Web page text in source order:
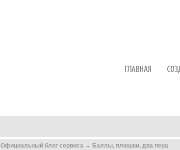
Официальный блог сервиса → Баллы, плюшки, два пера